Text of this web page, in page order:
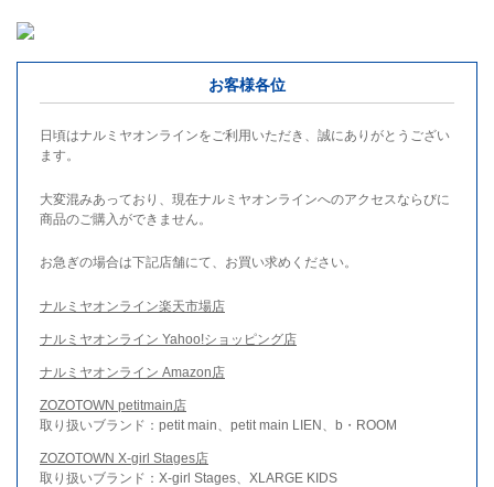
お客様各位
日頃はナルミヤオンラインをご利用いただき、誠にありがとうござい
ます。
大変混みあっており、現在ナルミヤオンラインへのアクセスならびに
商品のご購入ができません。
お急ぎの場合は下記店舗にて、お買い求めください。
ナルミヤオンライン楽天市場店
ナルミヤオンライン Yahoo!ショッピング店
ナルミヤオンライン Amazon店
ZOZOTOWN petitmain店
取り扱いブランド：petit main、petit main LIEN、b・ROOM
ZOZOTOWN X-girl Stages店
取り扱いブランド：X-girl Stages、XLARGE KIDS